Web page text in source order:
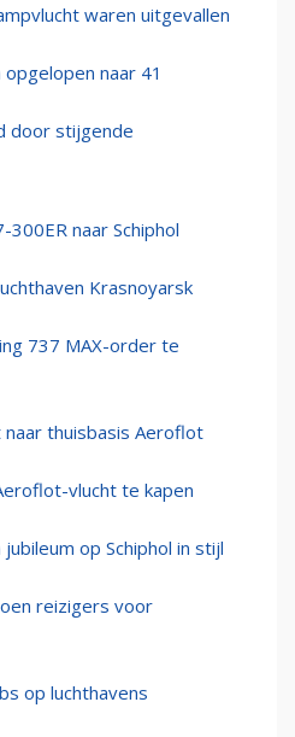
waren uitgevallen
naar 41
door stijgende
naar Schiphol
Krasnoyarsk
737 MAX-order te
thuisbasis Aeroflot
vlucht te kapen
op Schiphol in stijl
reizigers voor
op luchthavens